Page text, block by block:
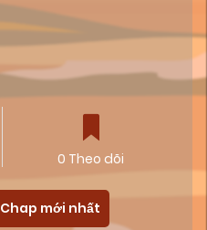
0 Theo dõi
Chap mới nhất